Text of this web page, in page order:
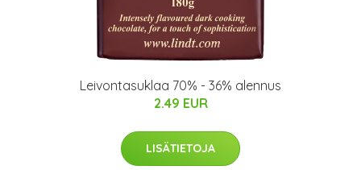
Leivontasuklaa 70% - 36% alennus
2.49 EUR
LISÄTIETOJA